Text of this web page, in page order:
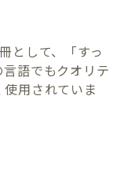
として、「すっ
語でもクオリテ
用されていま